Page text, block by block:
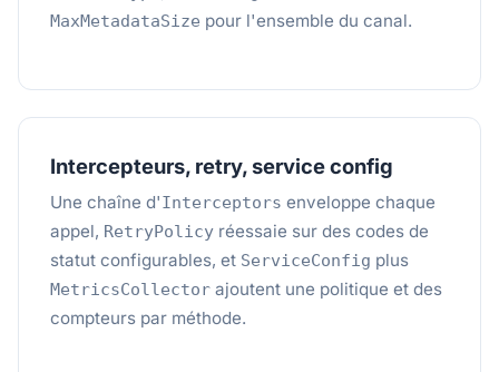
MaxMetadataSize pour l'ensemble du canal.
Intercepteurs, retry, service config
Une chaîne d'Interceptors enveloppe chaque
appel, RetryPolicy réessaie sur des codes de
statut configurables, et ServiceConfig plus
MetricsCollector ajoutent une politique et des
compteurs par méthode.